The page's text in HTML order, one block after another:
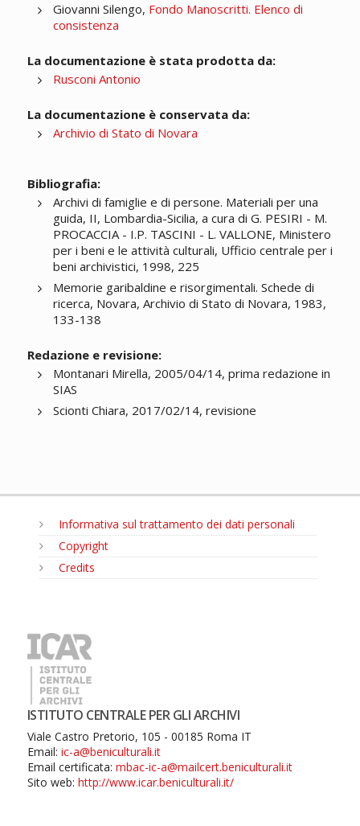
Giovanni Silengo, Fondo Manoscritti. Elenco di
consistenza
La documentazione è stata prodotta da:
Rusconi Antonio
La documentazione è conservata da:
Archivio di Stato di Novara
Bibliografia:
Archivi di famiglie e di persone. Materiali per una
guida, II, Lombardia-Sicilia, a cura di G. PESIRI - M.
PROCACCIA - I.P. TASCINI - L. VALLONE, Ministero
per i beni e le attività culturali, Ufficio centrale per i
beni archivistici, 1998, 225
Memorie garibaldine e risorgimentali. Schede di
ricerca, Novara, Archivio di Stato di Novara, 1983,
133-138
Redazione e revisione:
Montanari Mirella, 2005/04/14, prima redazione in
SIAS
Scionti Chiara, 2017/02/14, revisione
Informativa sul trattamento dei dati personali
Copyright
Credits
ISTITUTO CENTRALE PER GLI ARCHIVI
Viale Castro Pretorio, 105 - 00185 Roma IT
Email: ic-a@beniculturali.it
Email certificata: mbac-ic-a@mailcert.beniculturali.it
Sito web: http://www.icar.beniculturali.it/